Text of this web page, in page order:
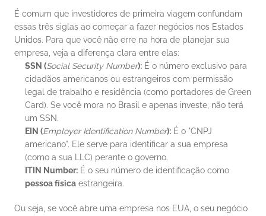
É comum que investidores de primeira viagem confundam
essas três siglas ao começar a fazer negócios nos Estados
Unidos. Para que você não erre na hora de planejar sua
empresa, veja a diferença clara entre elas:
SSN (Social Security Number): É o número exclusivo para
cidadãos americanos ou estrangeiros com permissão
legal de trabalho e residência (como portadores de Green
Card). Se você mora no Brasil e apenas investe, não terá
um SSN.
EIN (Employer Identification Number): É o "CNPJ
americano". Ele serve para identificar a sua empresa
(como a sua LLC) perante o governo.
ITIN Number:
pessoa física estrangeira.
Ou seja, se você abre uma empresa nos EUA, o seu negócio